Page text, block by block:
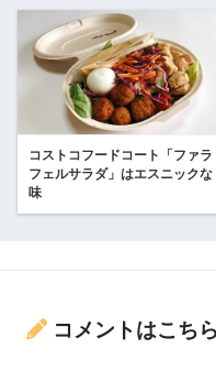
コストコフードコート「ファラ
フェルサラダ」はエスニックな
味
コメントはこち